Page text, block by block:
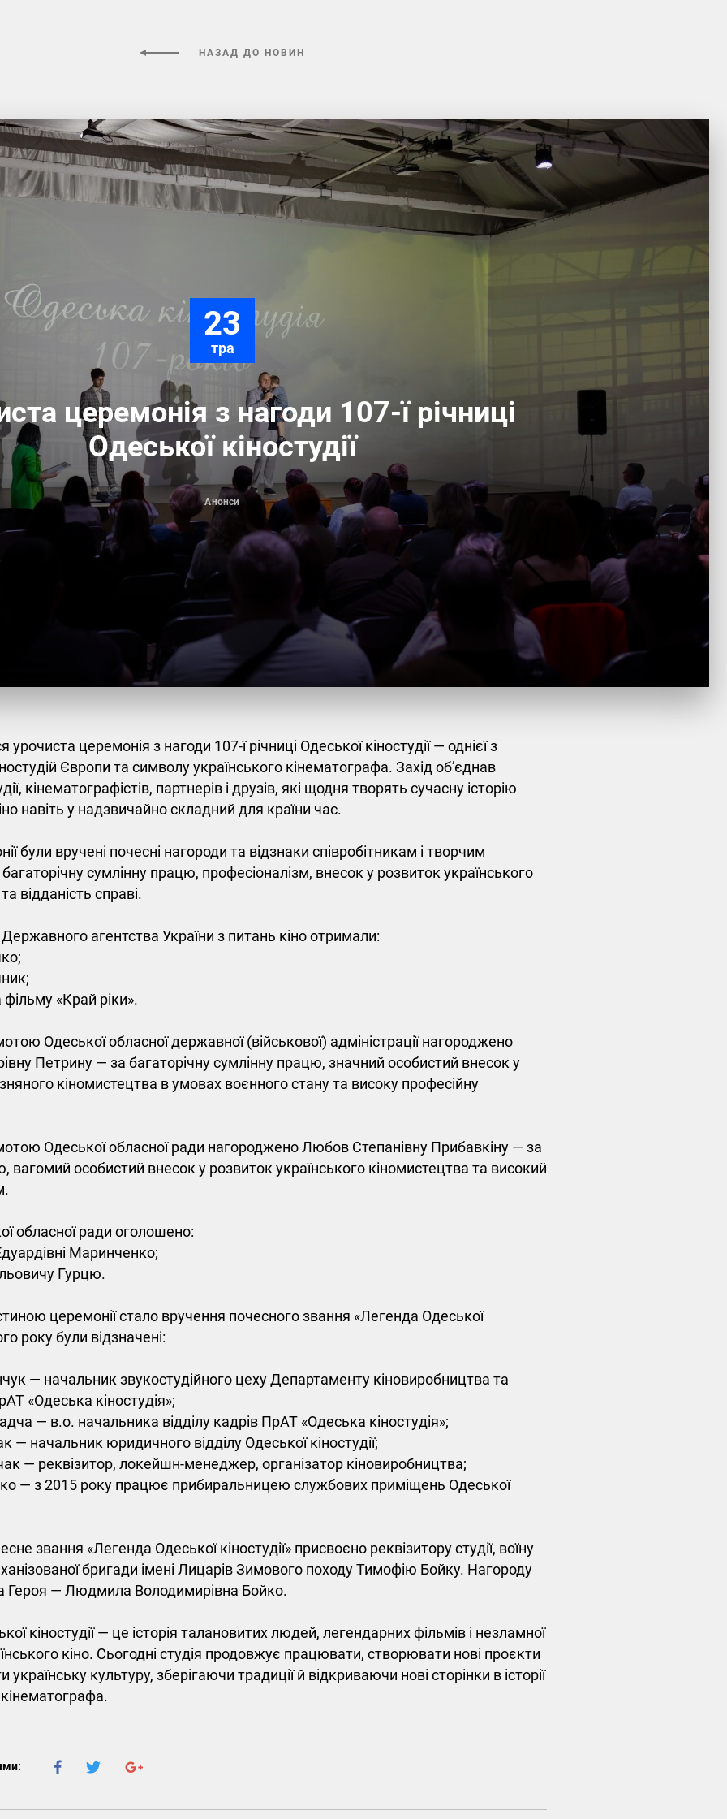
НАЗАД ДО НОВИН
23
тра
церемонія з нагоди 107-ї річниці
Одеської кіностудії
Анонси
урочиста церемонія з нагоди 107-ї річниці Одеської кіностудії — однієї з
Європи та символу українського кінематографа. Захід об’єднав
кінематографістів, партнерів і друзів, які щодня творять сучасну історію
навіть у надзвичайно складний для країни час.
були вручені почесні нагороди та відзнаки співробітникам і творчим
сумлінну працю, професіоналізм, внесок у розвиток українського
відданість справі.
агентства України з питань кіно отримали:
«Край ріки».
Одеської обласної державної (військової) адміністрації нагороджено
Петрину — за багаторічну сумлінну працю, значний особистий внесок у
кіномистецтва в умовах воєнного стану та високу професійну
Одеської обласної ради нагороджено Любов Степанівну Прибавкіну — за
вагомий особистий внесок у розвиток українського кіномистецтва та високий
обласної ради оголошено:
Маринченко;
Гурцю.
церемонії стало вручення почесного звання «Легенда Одеської
року були відзначені:
— начальник звукостудійного цеху Департаменту кіновиробництва та
«Одеська кіностудія»;
— в.о. начальника відділу кадрів ПрАТ «Одеська кіностудія»;
начальник юридичного відділу Одеської кіностудії;
— реквізитор, локейшн-менеджер, організатор кіновиробництва;
— з 2015 року працює прибиральницею службових приміщень Одеської
звання «Легенда Одеської кіностудії» присвоєно реквізитору студії, воїну
бригади імені Лицарів Зимового походу Тимофію Бойку. Нагороду
Героя — Людмила Володимирівна Бойко.
кіностудії — це історія талановитих людей, легендарних фільмів і незламної
кіно. Сьогодні студія продовжує працювати, створювати нові проєкти
українську культуру, зберігаючи традиції й відкриваючи нові сторінки в історії